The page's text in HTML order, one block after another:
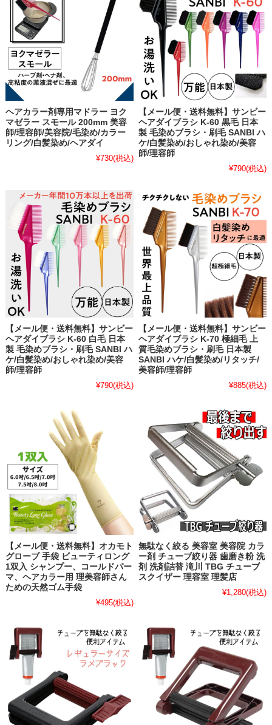
ヘアカラー剤専用マドラー ヨク
マゼラー スモール 200mm 美容
師/理容師/美容院/毛染め/カラー
リング/白髪染め/ヘアダイ
¥730(税込)
【メール便・送料無料】サンビー
ヘアダイブラシ K-60 黒毛 日本
製 毛染めブラシ・刷毛 SANBI ハ
ケ/白髪染め/おしゃれ染め/美容
師/理容師
¥790(税込)
【メール便・送料無料】サンビー
ヘアダイブラシ K-60 白毛 日本
製 毛染めブラシ・刷毛 SANBI ハ
ケ/白髪染め/おしゃれ染め/美容
師/理容師
¥790(税込)
【メール便・送料無料】サンビー
ヘアダイブラシ K-70 極細毛 上
質毛染めブラシ・刷毛 日本製
SANBI ハケ/白髪染め/リタッチ/
美容師/理容師
¥885(税込)
【メール便・送料無料】オカモト
グローブ 手袋 ビューティロング
1双入 シャンプー、コールドパー
マ、ヘアカラー用 理美容師さん
ための天然ゴム手袋
¥495(税込)
無駄なく絞る 美容室 美容院 カラ
ー剤 チューブ絞り器 歯磨き粉 洗
剤 洗剤詰替 滝川 TBG チューブ
スクイザー 理容室 理髪店
¥1,280(税込)